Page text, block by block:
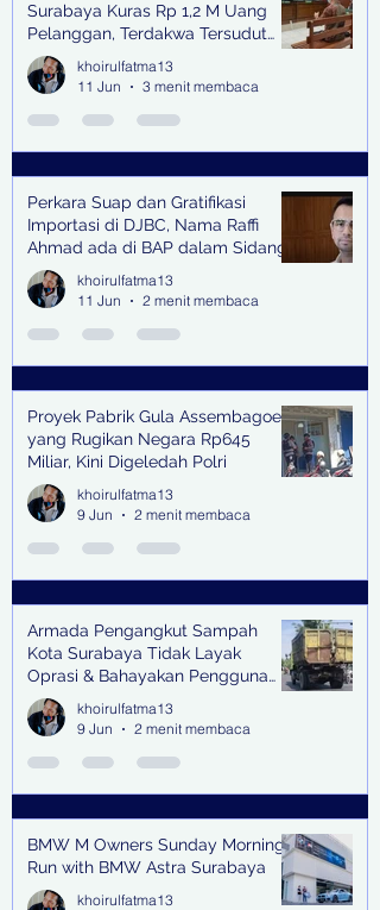
Surabaya Kuras Rp 1,2 M Uang
Pelanggan, Terdakwa Tersudut
oleh Keterangan Saksi Kunci
khoirulfatma13
11 Jun
3 menit membaca
Perkara Suap dan Gratifikasi
Importasi di DJBC, Nama Raffi
Ahmad ada di BAP dalam Sidang
khoirulfatma13
11 Jun
2 menit membaca
Proyek Pabrik Gula Assembagoes
yang Rugikan Negara Rp645
Miliar, Kini Digeledah Polri
khoirulfatma13
9 Jun
2 menit membaca
Armada Pengangkut Sampah
Kota Surabaya Tidak Layak
Oprasi & Bahayakan Pengguna
Jalan
khoirulfatma13
9 Jun
2 menit membaca
BMW M Owners Sunday Morning
Run with BMW Astra Surabaya
khoirulfatma13